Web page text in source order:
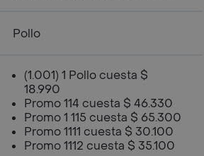
Pollo
(1.001) 1 Pollo cuesta $
18.990
Promo 114 cuesta $ 46.330
Promo 1 115 cuesta $ 65.300
Promo 1111 cuesta $ 30.100
Promo 1112 cuesta $ 35.100